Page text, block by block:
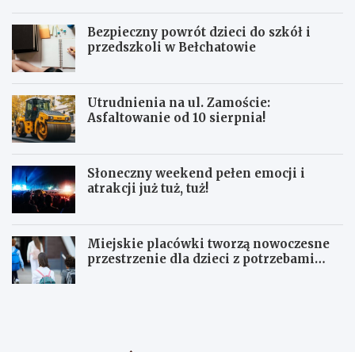
Bezpieczny powrót dzieci do szkół i
przedszkoli w Bełchatowie
Utrudnienia na ul. Zamoście:
Asfaltowanie od 10 sierpnia!
Słoneczny weekend pełen emocji i
atrakcji już tuż, tuż!
Miejskie placówki tworzą nowoczesne
przestrzenie dla dzieci z potrzebami
S
U